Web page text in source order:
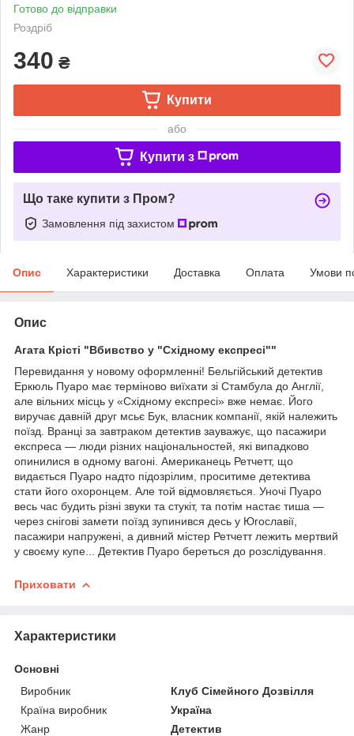
Готово до відправки
Роздріб
340 ₴
Купити
або
Купити з
Що таке купити з Пром?
Замовлення під захистом
Опис Характеристики Доставка Оплата Умови
Опис
Агата Крісті "Вбивство у "Східному експресі""
Перевидання у новому оформленні! Бельгійський детектив
Еркюль Пуаро має терміново виїхати зі Стамбула до Англії,
але вільних місць у «Східному експресі» вже немає. Його
виручає давній друг мсьє Бук, власник компанії, якій належить
поїзд. Вранці за завтраком детектив зауважує, що пасажири
експреса — люди різних національностей, які випадково
опинилися в одному вагоні. Американець Ретчетт, що
видається Пуаро надто підозрілим, проситиме детектива
стати його охоронцем. Але той відмовляється. Уночі Пуаро
весь час будить різні звуки та стукіт, та потім настає тиша —
через снігові замети поїзд зупинився десь у Югославії,
пасажири напружені, а дивний містер Ретчетт лежить мертвий
у своєму купе... Детектив Пуаро береться до розслідування.
Приховати
Характеристики
Основні
Виробник
Клуб Сімейного Дозвілля
Країна виробник
Україна
Жанр
Детектив